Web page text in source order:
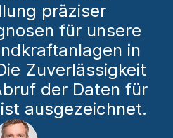
präziser
für unsere
in
Zuverlässigkeit
der Daten für
ausgezeichnet.